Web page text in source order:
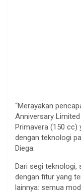
“Merayakan
Anniversary
Primavera (150 cc)
dengan teknologi
Diega.
Dari segi teknologi,
dengan fitur yang
lainnya: semua